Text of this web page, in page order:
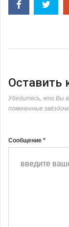
Оставить
Убедитесь, что Вы
помеченные
Сообщение *